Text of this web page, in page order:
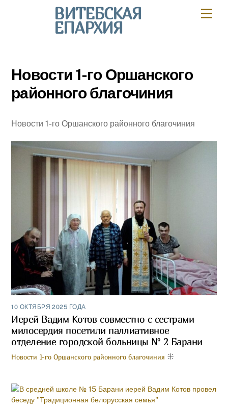
ВИТЕБСКАЯ
ЕПАРХИЯ
Новости 1-го Оршанского
районного благочиния
Новости 1-го Оршанского районного благочиния
10 ОКТЯБРЯ 2025 ГОДА
Иерей Вадим Котов совместно с сестрами
милосердия посетили паллиативное
отделение городской больницы № 2 Барани
Новости 1-го Оршанского районного благочиния